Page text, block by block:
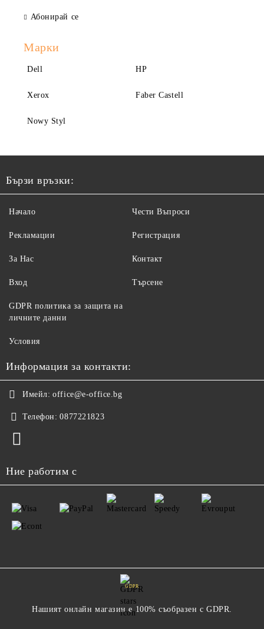
Абонирай се
Марки
Dell HP
Xerox Faber Castell
Nowy Styl
Бързи връзки:
Начало
Рекламации
За Нас
Вход
Чести Въпроси
Регистрация
Контакт
Търсене
GDPR политика за защита на
личните данни
Условия
Информация за контакти:
Имейл: office@e-office.bg
Телефон: 0877221823
Ние работим с
GDPR
Нашият онлайн магазин е 100% съобразен с GDPR.